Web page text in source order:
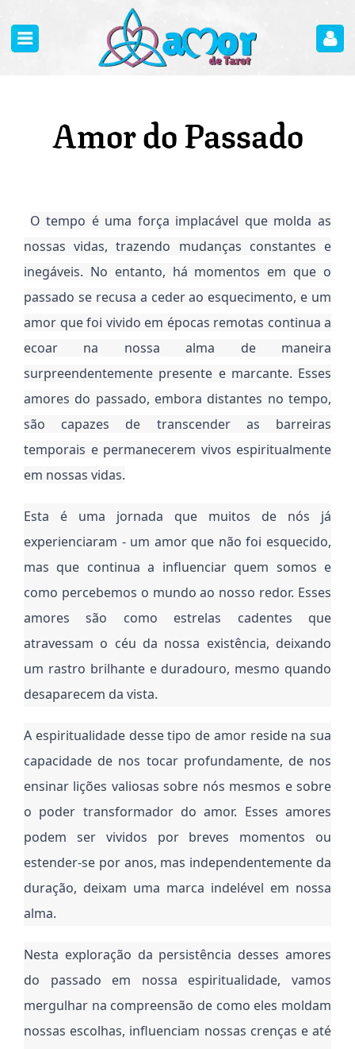
Amor do Passado
O tempo é uma força implacável que molda as
nossas vidas, trazendo mudanças constantes e
inegáveis. No entanto, há momentos em que o
passado se recusa a ceder ao esquecimento, e um
amor que foi vivido em épocas remotas continua a
ecoar na nossa alma de maneira
surpreendentemente presente e marcante. Esses
amores do passado, embora distantes no tempo,
são capazes de transcender as barreiras
temporais e permanecerem vivos espiritualmente
em nossas vidas.
Esta é uma jornada que muitos de nós já
experienciaram - um amor que não foi esquecido,
mas que continua a influenciar quem somos e
como percebemos o mundo ao nosso redor. Esses
amores são como estrelas cadentes que
atravessam o céu da nossa existência, deixando
um rastro brilhante e duradouro, mesmo quando
desaparecem da vista.
A espiritualidade desse tipo de amor reside na sua
capacidade de nos tocar profundamente, de nos
ensinar lições valiosas sobre nós mesmos e sobre
o poder transformador do amor. Esses amores
podem ser vividos por breves momentos ou
estender-se por anos, mas independentemente da
duração, deixam uma marca indelével em nossa
alma.
Nesta exploração da persistência desses amores
do passado em nossa espiritualidade, vamos
mergulhar na compreensão de como eles moldam
nossas escolhas, influenciam nossas crenças e até